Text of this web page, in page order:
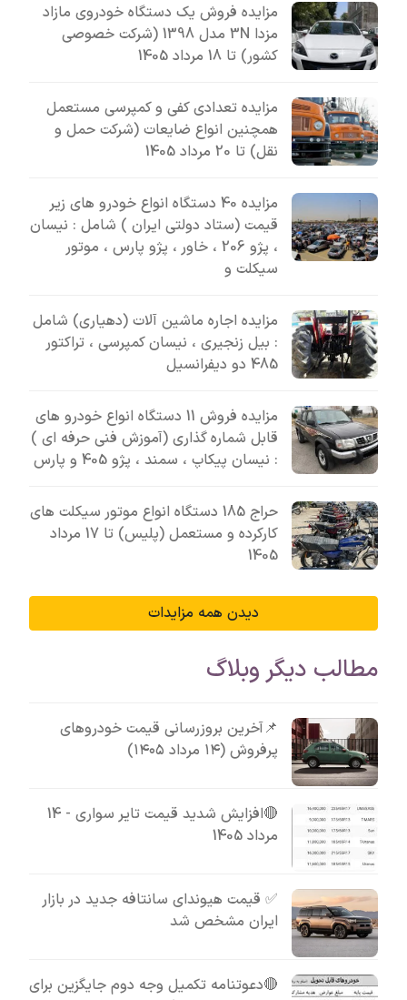
مزایده فروش یک دستگاه خودروی مازاد
مزدا 3N مدل 1398 (شرکت خصوصی
کشور) تا 18 مرداد 1405
مزایده تعدادی کفی و کمپرسی مستعمل
همچنین انواع ضایعات (شرکت حمل و
نقل) تا 20 مرداد 1405
مزایده 40 دستگاه انواع خودرو های زیر
قیمت (ستاد دولتی ایران ) شامل : نیسان
، پژو 206 ، خاور ، پژو پارس ، موتور
سیکلت و
مزایده اجاره ماشین آلات (دهیاری) شامل
: بیل زنجیری ، نیسان کمپرسی ، تراکتور
485 دو دیفرانسیل
مزایده فروش 11 دستگاه انواع خودرو های
قابل شماره گذاری (آموزش فنی حرفه ای )
: نیسان پیکاپ ، سمند ، پژو 405 و پارس
حراج 185 دستگاه انواع موتور سیکلت های
کارکرده و مستعمل (پلیس) تا 17 مرداد
1405
دیدن همه مزایدات
مطالب دیگر وبلاگ
📌آخرین بروزرسانی قیمت خودروهای
پرفروش (۱۴ مرداد ۱۴۰۵)
🔴افزایش شدید قیمت تایر سواری - 14
مرداد 1405
✅ قیمت هیوندای سانتافه جدید در بازار
ایران مشخص شد
🔴دعوتنامه تکمیل وجه دوم جایگزین برای